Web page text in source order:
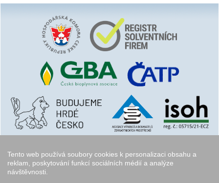
Tento web používá soubory cookies k personalizaci obsahu a
reklam, poskytování funkcí sociálních médií a analýze
návštěvnosti.